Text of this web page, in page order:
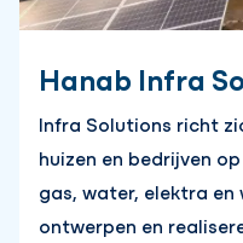
Hanab Infra
Infra Solutions richt
huizen en bedrijven
gas, water, elektra
ontwerpen en